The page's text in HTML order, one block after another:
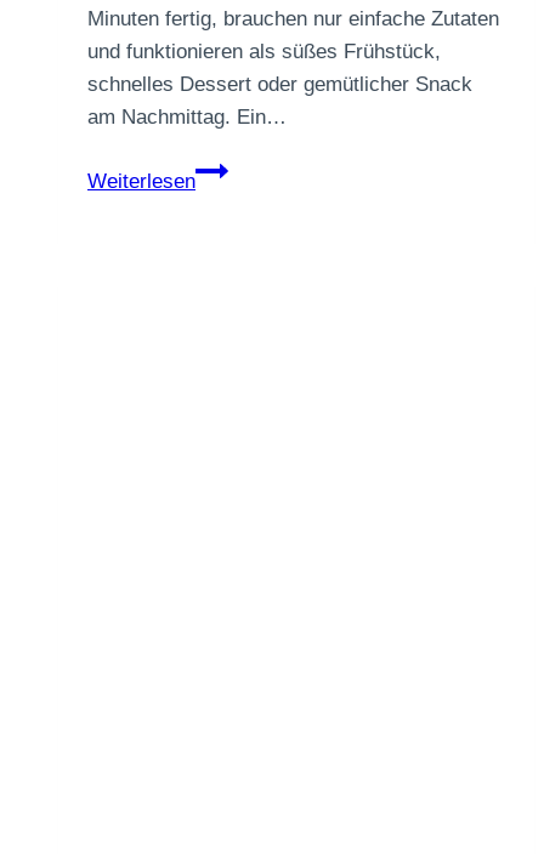
Minuten fertig, brauchen nur einfache Zutaten
und funktionieren als süßes Frühstück,
schnelles Dessert oder gemütlicher Snack
am Nachmittag. Ein…
Weiterlesen
Apfel-